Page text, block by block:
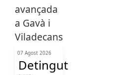
07 Agost 2026
Detingut